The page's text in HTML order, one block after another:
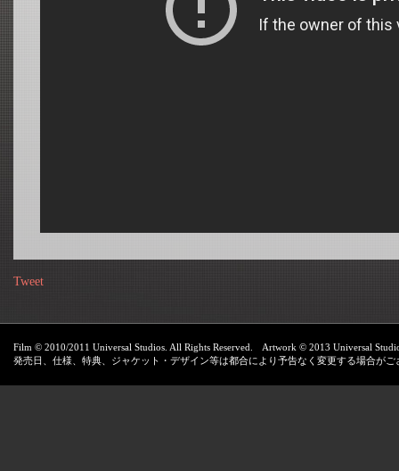
Tweet
Film © 2010/2011 Universal Studios. All Rights Reserved. Artwork © 2013 Universal
発売日、仕様、特典、ジャケット・デザイン等は都合により予告なく変更する場合